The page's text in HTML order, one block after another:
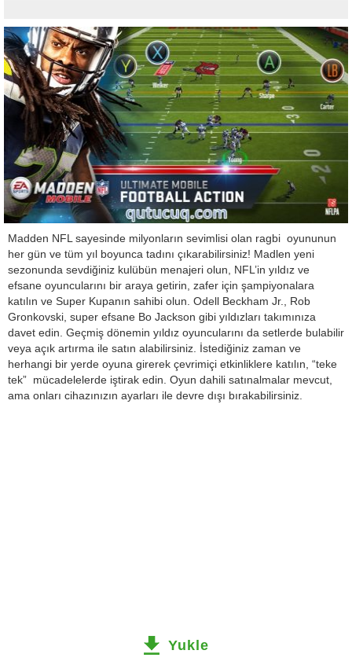
Madden NFL sayesinde milyonların sevimlisi olan ragbi oyununun
her gün ve tüm yıl boyunca tadını çıkarabilirsiniz! Madlen yeni
sezonunda sevdiğiniz kulübün menajeri olun, NFL’in yıldız ve
efsane oyuncularını bir araya getirin, zafer için şampiyonalara
katılın ve Super Kupanın sahibi olun. Odell Beckham Jr., Rob
Gronkovski, super efsane Bo Jackson gibi yıldızları takımınıza
davet edin. Geçmiş dönemin yıldız oyuncularını da setlerde bulabilir
veya açık artırma ile satın alabilirsiniz. İstediğiniz zaman ve
herhangi bir yerde oyuna girerek çevrimiçi etkinliklere katılın, “teke
tek” mücadelelerde iştirak edin. Oyun dahili satınalmalar mevcut,
ama onları cihazınızın ayarları ile devre dışı bırakabilirsiniz.
Yukle